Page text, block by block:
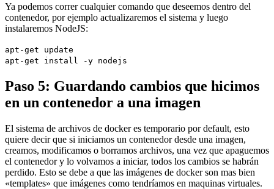
Ya podemos correr cualquier comando que deseemos dentro del
contenedor, por ejemplo actualizaremos el sistema y luego
instalaremos NodeJS:
apt-get update
apt-get install -y nodejs
Paso 5: Guardando cambios que hicimos
en un contenedor a una imagen
El sistema de archivos de docker es temporario por default, esto
quiere decir que si iniciamos un contenedor desde una imagen,
creamos, modificamos o borramos archivos, una vez que apaguemos
el contenedor y lo volvamos a iniciar, todos los cambios se habrán
perdido. Esto se debe a que las imágenes de docker son mas bien
«templates» que imágenes como tendríamos en maquinas virtuales.